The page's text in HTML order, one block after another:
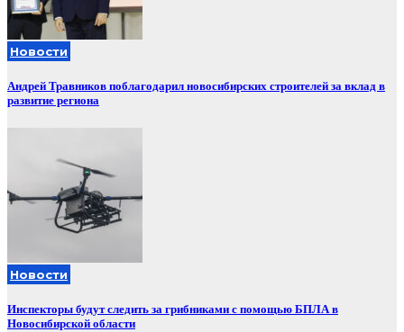
Новости
Андрей Травников поблагодарил новосибирских строителей за вклад в
развитие региона
Новости
Инспекторы будут следить за грибниками с помощью БПЛА в
Новосибирской области